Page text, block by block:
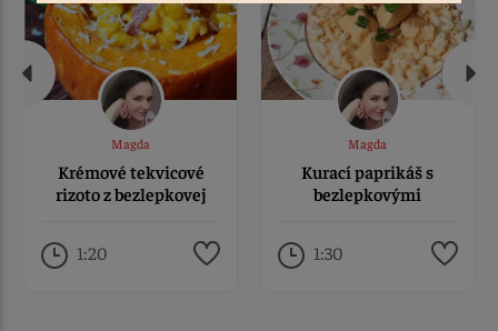
Magda
Krémové tekvicové
rizoto z bezlepkovej
1:20
Magda
Kurací paprikáš s
bezlepkovými
1:30